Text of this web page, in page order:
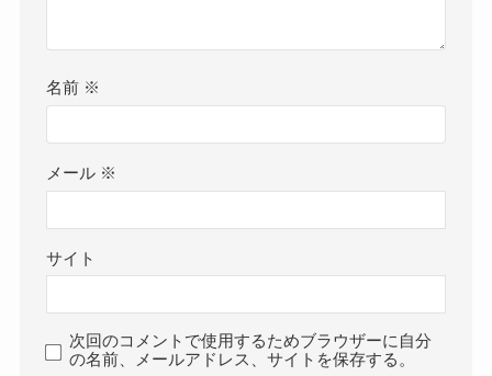
名前 ※
メール ※
サイト
次回のコメントで使用するためブラウザーに自分
の名前、メールアドレス、サイトを保存する。